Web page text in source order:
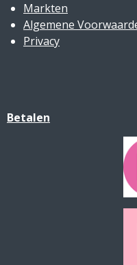
Markten
Algemene
Privacy
Betalen